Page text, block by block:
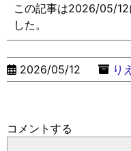
この記事は2026/05/12
した。
2026/05/12 り
コメントする